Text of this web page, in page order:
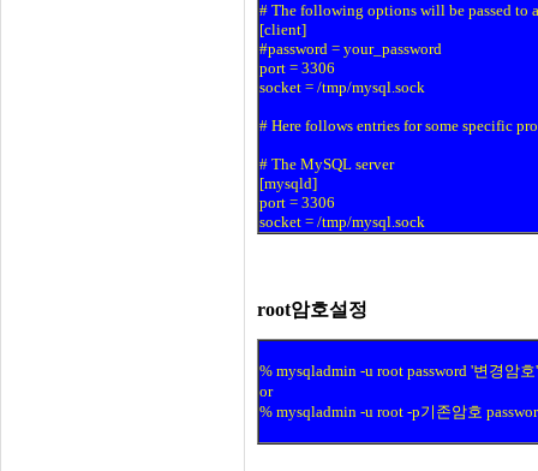
# The following options will be passed to
[client]
#password = your_password
port = 3306
socket = /tmp/mysql.sock
# Here follows entries for some specific
# The MySQL server
[mysqld]
port = 3306
socket = /tmp/mysql.sock
root암호설정
% mysqladmin -u root password '변경암
or
% mysqladmin -u root -p기존암호